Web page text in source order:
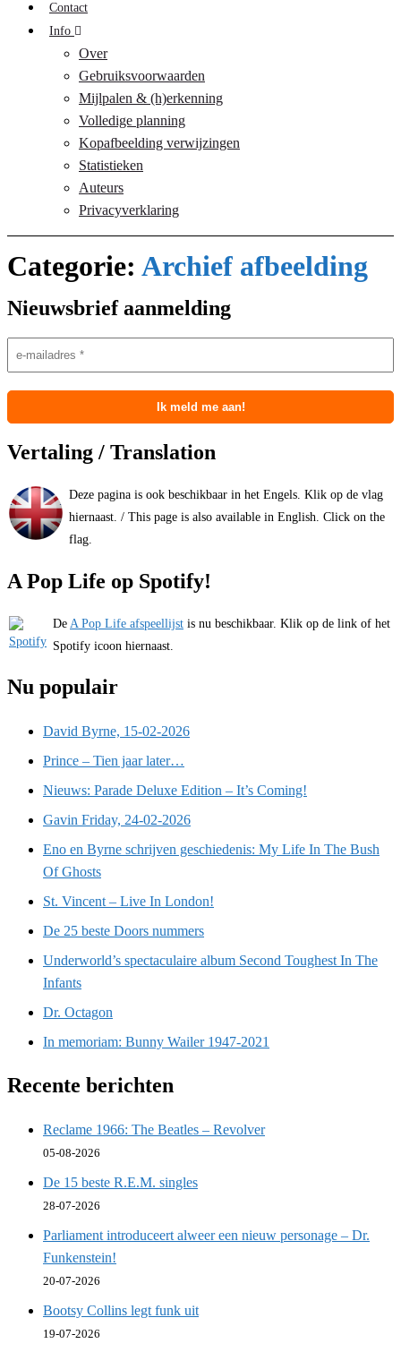
Contact
Info
Over
Gebruiksvoorwaarden
Mijlpalen & (h)erkenning
Volledige planning
Kopafbeelding verwijzingen
Statistieken
Auteurs
Privacyverklaring
Categorie: Archief afbeelding
Nieuwsbrief aanmelding
Vertaling / Translation
Deze pagina is ook beschikbaar in het Engels. Klik op de vlag
hiernaast. / This page is also available in English. Click on the
flag.
A Pop Life op Spotify!
De A Pop Life afspeellijst is nu beschikbaar. Klik op de link of het
Spotify icoon hiernaast.
Nu populair
David Byrne, 15-02-2026
Prince – Tien jaar later…
Nieuws: Parade Deluxe Edition – It’s Coming!
Gavin Friday, 24-02-2026
Eno en Byrne schrijven geschiedenis: My Life In The Bush
Of Ghosts
St. Vincent – Live In London!
De 25 beste Doors nummers
Underworld’s spectaculaire album Second Toughest In The
Infants
Dr. Octagon
In memoriam: Bunny Wailer 1947-2021
Recente berichten
Reclame 1966: The Beatles – Revolver
05-08-2026
De 15 beste R.E.M. singles
28-07-2026
Parliament introduceert alweer een nieuw personage – Dr.
Funkenstein!
20-07-2026
Bootsy Collins legt funk uit
19-07-2026